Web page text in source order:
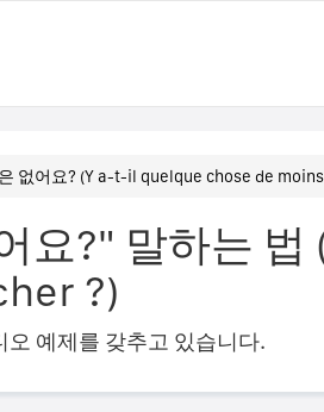
없어요? (Y a-t-il quelque chose de
요?" 말하는 법
?)
예제를 갖추고 있습니다.